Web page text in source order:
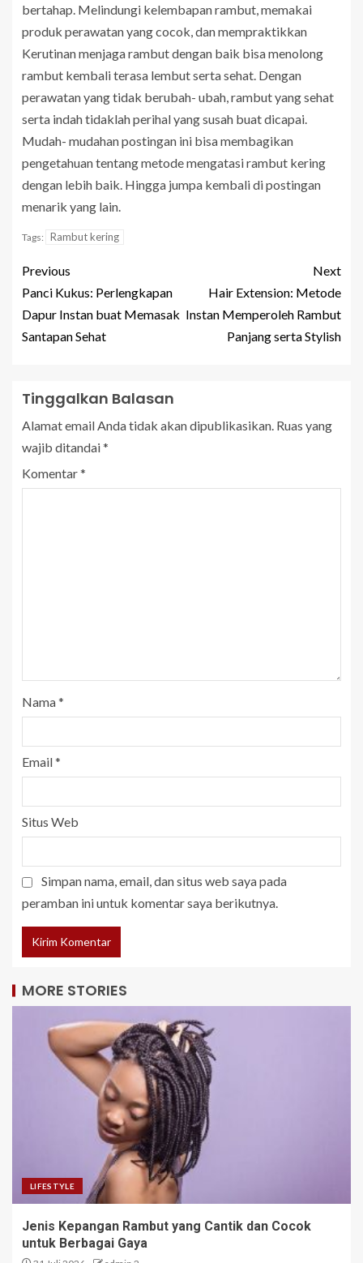
bertahap. Melindungi kelembapan rambut, memakai
produk perawatan yang cocok, dan mempraktikkan
Kerutinan menjaga rambut dengan baik bisa menolong
rambut kembali terasa lembut serta sehat. Dengan
perawatan yang tidak berubah- ubah, rambut yang sehat
serta indah tidaklah perihal yang susah buat dicapai.
Mudah- mudahan postingan ini bisa membagikan
pengetahuan tentang metode mengatasi rambut kering
dengan lebih baik. Hingga jumpa kembali di postingan
menarik yang lain.
Tags: Rambut kering
Previous
Panci Kukus: Perlengkapan
Dapur Instan buat Memasak
Santapan Sehat
Next
Hair Extension: Metode
Instan Memperoleh Rambut
Panjang serta Stylish
Tinggalkan Balasan
Alamat email Anda tidak akan dipublikasikan. Ruas yang
wajib ditandai*
Komentar*
Nama*
Email*
Situs Web
Simpan nama, email, dan situs web saya pada
peramban ini untuk komentar saya berikutnya.
MORE STORIES
LIFESTYLE
Jenis Kepangan Rambut yang Cantik dan Cocok
untuk Berbagai Gaya